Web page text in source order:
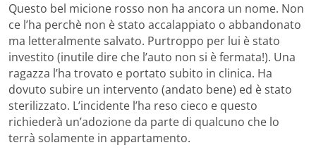
Questo bel micione rosso non ha ancora un nome. Non
ce l’ha perchè non è stato accalappiato o abbandonato
ma letteralmente salvato. Purtroppo per lui è stato
investito (inutile dire che l’auto non si è fermata!). Una
ragazza l’ha trovato e portato subito in clinica. Ha
dovuto subire un intervento (andato bene) ed è stato
sterilizzato. L’incidente l’ha reso cieco e questo
richiederà un’adozione da parte di qualcuno che lo
terrà solamente in appartamento.